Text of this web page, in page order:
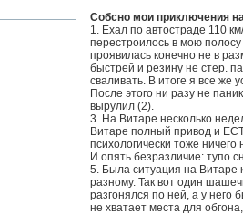
Собсно мои приключения
1. Ехал по автостраде 110
перестроилось в мою
проявилась конечно не в
быстрей и резину не стер.
сваливать. В итоге я все же
После этого ни разу не
вырулил (2).
3. На Витаре несколько
Витаре полный привод и
психологически тоже
И опять безразличие: тупо
5. Была ситуация на Витаре
разному. Так вот один
разгонялся по ней, а у него
не хватает места для